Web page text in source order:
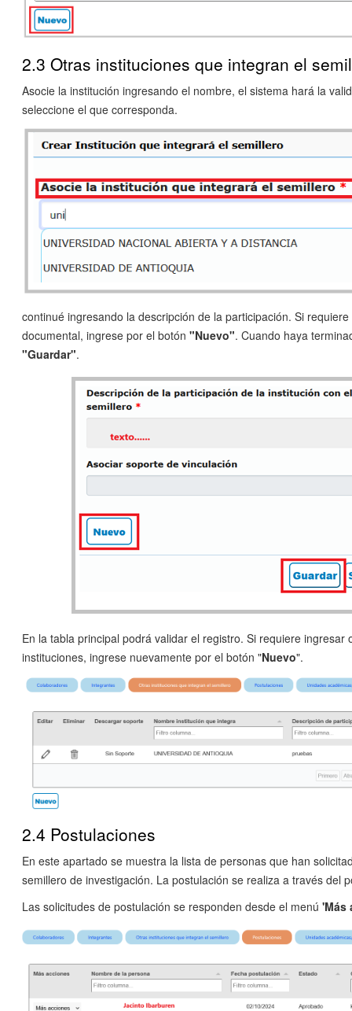
2.3 Otras instituciones que integran el
Asocie la institución ingresando el nombre, el sistema hará la
seleccione el que corresponda.
continué ingresando la descripción de la participación. Si
documental, ingrese por el botón "Nuevo". Cuando haya
"Guardar".
En la tabla principal podrá validar el registro. Si requiere ingresar
instituciones, ingrese nuevamente por el botón "Nuevo".
2.4 Postulaciones
En este apartado se muestra la lista de personas que han
semillero de investigación. La postulación se realiza a través del
Las solicitudes de postulación se responden desde el menú 'Más